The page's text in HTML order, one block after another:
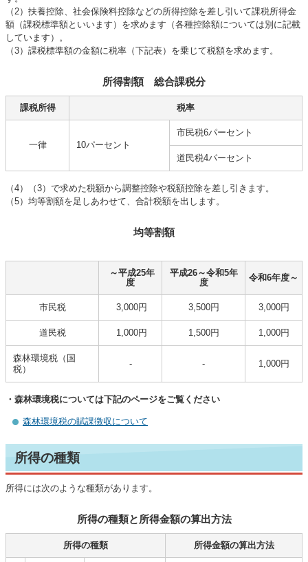
（2）扶養控除、社会保険料控除などの所得控除を差し引いて課税所得金
額（課税標準額といいます）を求めます（各種控除額については別に記載
しています）。
（3）課税標準額の金額に税率（下記表）を乗じて税額を求めます。
所得割額 総合課税分
課税所得 税率
一律 10パーセント
市民税6パーセント
道民税4パーセント
（4）（3）で求めた税額から調整控除や税額控除を差し引きます。
（5）均等割額を足しあわせて、合計税額を出します。
均等割額
～平成25年
度
平成26～令和5年
度
令和6年度～
市民税 3,000円 3,500円 3,000円
道民税 1,000円 1,500円 1,000円
森林環境税（国
税）
- - 1,000円
・森林環境税については下記のページをご覧ください
森林環境税の賦課徴収について
所得の種類
所得には次のような種類があります。
所得の種類と所得金額の算出方法
所得の種類 所得金額の算出方法